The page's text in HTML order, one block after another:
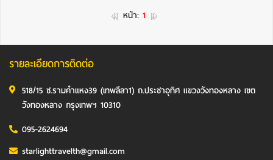
หน้า: 1
รายละเอียดการติดต่อ
518/15 ซ.รามคำแหง39 (เทพลีลา1) ถ.ประชาอุทิศ แขวงวังทองหลาง เขต
วังทองหลาง กรุงเทพฯ 10310
095-2624694
starlighttravelth@gmail.com